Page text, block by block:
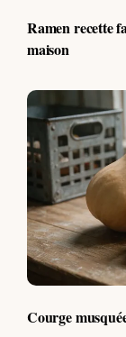
Ramen recette
maison
Courge